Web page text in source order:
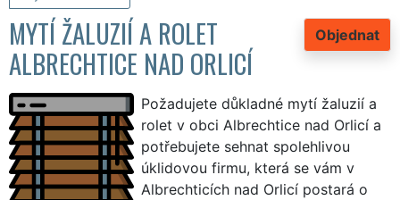
Objednat
MYTÍ ŽALUZIÍ A ROLET
ALBRECHTICE NAD ORLICÍ
Požadujete důkladné mytí žaluzií a
rolet v obci Albrechtice nad Orlicí a
potřebujete sehnat spolehlivou
úklidovou firmu, která se vám v
Albrechticích nad Orlicí postará o